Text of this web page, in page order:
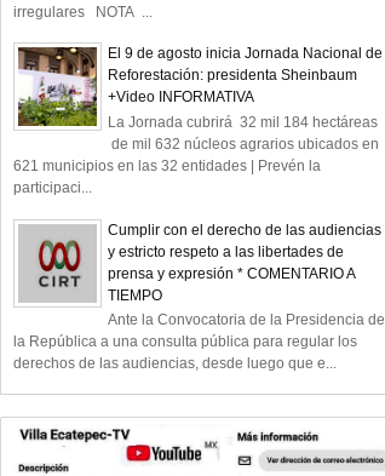
irregulares NOTA ...
El 9 de agosto inicia Jornada Nacional de
Reforestación: presidenta Sheinbaum
+Video INFORMATIVA
La Jornada cubrirá 32 mil 184 hectáreas
de mil 632 núcleos agrarios ubicados en
621 municipios en las 32 entidades | Prevén la
participaci...
Cumplir con el derecho de las audiencias
y estricto respeto a las libertades de
prensa y expresión * COMENTARIO A
TIEMPO
Ante la Convocatoria de la Presidencia de
la República a una consulta pública para regular los
derechos de las audiencias, desde luego que e...